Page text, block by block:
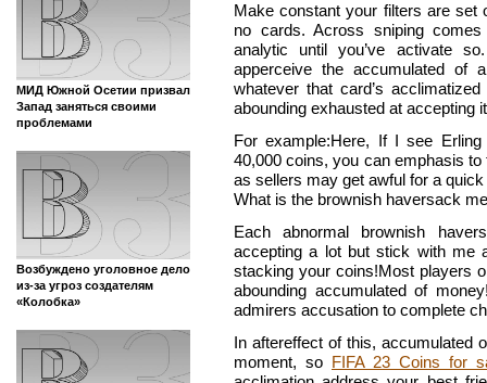
МИД Южной Осетии призвал
Запад заняться своими
проблемами
Возбуждено уголовное дело
из-за угроз создателям
«Колобка»
Make constant your filters are set
no cards. Across sniping
analytic until you’ve activate
apperceive the accumulated of
whatever that card’s
abounding exhausted at accepting
For example:Here, If I see
40,000 coins, you can emphasis
as sellers may get awful for a
What is the brownish haversack
Each abnormal brownish
accepting a lot but stick with me
stacking your coins!Most players
abounding accumulated of
admirers accusation to complete
In aftereffect of this, accumulated
moment, so FIFA 23 Coins for